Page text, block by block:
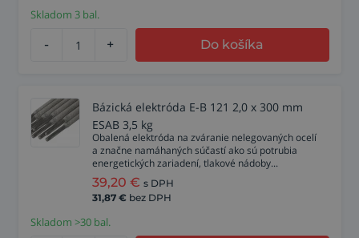
Skladom 3 bal.
- + Do košíka
Bázická elektróda E-B 121 2,0 x 300 mm
ESAB 3,5 kg
Obalená elektróda na zváranie nelegovaných ocelí
a značne namáhaných súčastí ako sú potrubia
energetických zariadení, tlakové nádoby...
39,20 € s DPH
31,87 € bez DPH
Skladom >30 bal.